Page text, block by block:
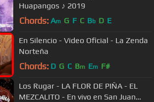
Huapangos ♪ 2019
Chords: Am G F C Bb D E
En Silencio - Video Oficial - La Zenda
Norteña
Chords: D G C Bm Em F#
Los Rugar - LA FLOR DE PIÑA - EL
MEZCALITO - En vivo en San Juan